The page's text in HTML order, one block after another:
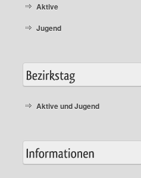
Aktive
Jugend
Aktive und Jugend